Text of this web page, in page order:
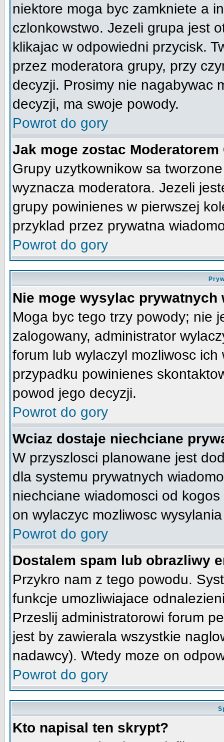
niektore moga byc zamkniete a
czlonkowstwo. Jezeli grupa jest
klikajac w odpowiedni przycisk.
przez moderatora grupy, przy
decyzji. Prosimy nie nagabywac
decyzji, ma swoje powody.
Powrot do gory
Jak moge zostac Moderatorem
Grupy uzytkownikow sa
wyznacza moderatora. Jezeli
grupy powinienes w pierwszej
przyklad przez prywatna
Powrot do gory
Nie moge wysylac prywatnych
Moga byc tego trzy powody; nie
zalogowany, administrator
forum lub wylaczyl mozliwosc
przypadku powinienes
powod jego decyzji.
Powrot do gory
Wciaz dostaje niechciane
W przyszlosci planowane jest
dla systemu prywatnych
niechciane wiadomosci od
on wylaczyc mozliwosc
Powrot do gory
Dostalem spam lub obrazliwy
Przykro nam z tego powodu.
funkcje umozliwiajace
Przeslij administratorowi forum
jest by zawierala wszystkie
nadawcy). Wtedy moze on
Powrot do gory
Kto napisal ten skrypt?